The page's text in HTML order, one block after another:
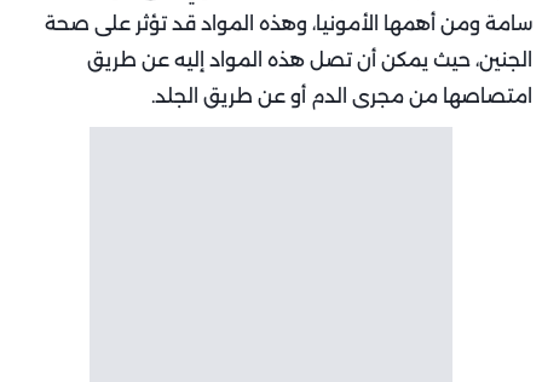
سامة ومن أهمها الأمونيا، وهذه المواد قد تؤثر على صحة
الجنين، حيث يمكن أن تصل هذه المواد إليه عن طريق
امتصاصها من مجرى الدم أو عن طريق الجلد.